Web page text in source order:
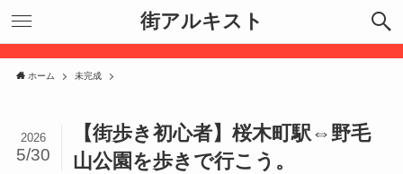
街アルキスト
ホーム 未完成
【街歩き初心者】桜木町駅⇔野毛
山公園を歩きで行こう。
2026
5/30